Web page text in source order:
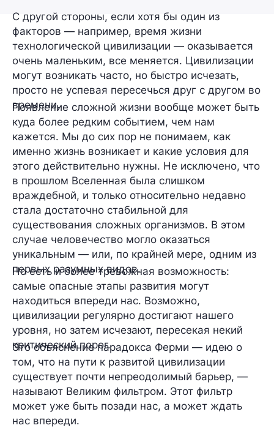
С другой стороны, если хотя бы один из
факторов — например, время жизни
технологической цивилизации — оказывается
очень маленьким, все меняется. Цивилизации
могут возникать часто, но быстро исчезать,
просто не успевая пересечься друг с другом во
времени.
Появление сложной жизни вообще может быть
куда более редким событием, чем нам
кажется. Мы до сих пор не понимаем, как
именно жизнь возникает и какие условия для
этого действительно нужны. Не исключено, что
в прошлом Вселенная была слишком
враждебной, и только относительно недавно
стала достаточно стабильной для
существования сложных организмов. В этом
случае человечество могло оказаться
уникальным — или, по крайней мере, одним из
первых разумных видов.
Но есть и более тревожная возможность:
самые опасные этапы развития могут
находиться впереди нас. Возможно,
цивилизации регулярно достигают нашего
уровня, но затем исчезают, пересекая некий
критический порог.
Это объяснение парадокса Ферми — идею о
том, что на пути к развитой цивилизации
существует почти непреодолимый барьер, —
называют Великим фильтром. Этот фильтр
может уже быть позади нас, а может ждать
нас впереди.